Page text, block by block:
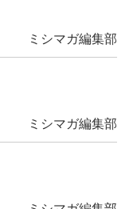
ミシマガ編集部
ミシマガ編集部